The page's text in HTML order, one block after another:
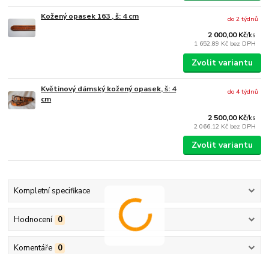
Kožený opasek 163 , š: 4 cm
2 000,00 Kč/ks
1 652,89 Kč bez DPH
do 2 týdnů
Zvolit variantu
Květinový dámský kožený opasek, š: 4
cm
2 500,00 Kč/ks
2 066,12 Kč bez DPH
do 4 týdnů
Zvolit variantu
Kompletní specifikace
Hodnocení 0
Komentáře 0